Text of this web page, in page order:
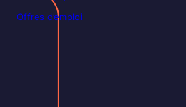
Offres d’emploi